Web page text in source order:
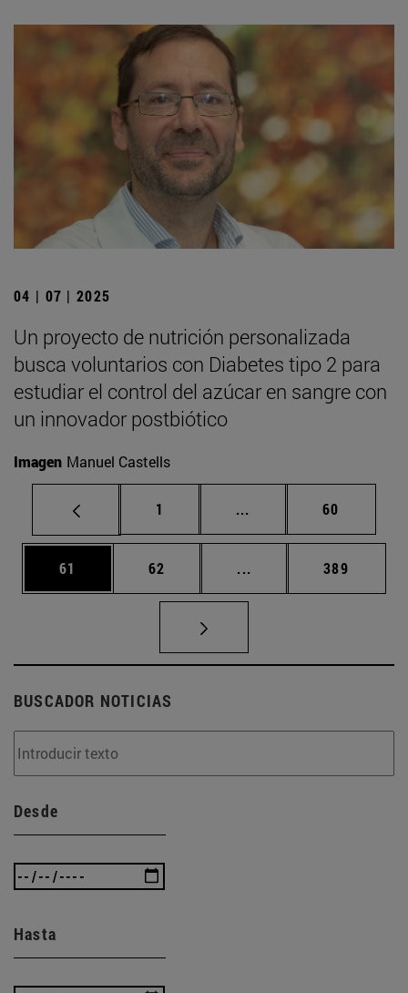
04 | 07 | 2025
Un proyecto de nutrición personalizada
busca voluntarios con Diabetes tipo 2 para
estudiar el control del azúcar en sangre con
un innovador postbiótico
Imagen Manuel Castells
Página
1 ... Páginas intermedias
Página
60
Página
61 Página
62 ... Páginas intermedias
Página
389
BUSCADOR NOTICIAS
Desde
Hasta